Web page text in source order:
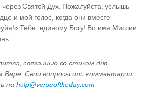
через Святой Дух. Пожалуйста, услышь
и мой голос, когда они вместе
Тебе, единому Богу! Во имя Миссии
связанные со стихом дня,
Варе. Свои вопросы или комментарии
наhelp@verseoftheday.com